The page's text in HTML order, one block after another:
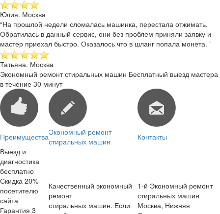
Юлия. Москва
“На прошлой недели сломалась машинка, перестала отжимать.
Обратилась в данный сервис, они без проблем приняли заявку и
мастер приехал быстро. Оказалось что в шланг попала монета. ”
Татьяна. Москва
Экономный ремонт стиральных машин Бесплатный выезд мастера
в течение 30 минут
ПреимуществаЭкономный ремонт
стиральных машин
Контакты
Выезд и
диагностика
бесплатно
Скидка 20%
посетителю
сайта
Гарантия 3
Качественный экономный
ремонт
стиральных машин. Если
1-й Экономный ремонт
стиральных машин
Москва, Нижняя